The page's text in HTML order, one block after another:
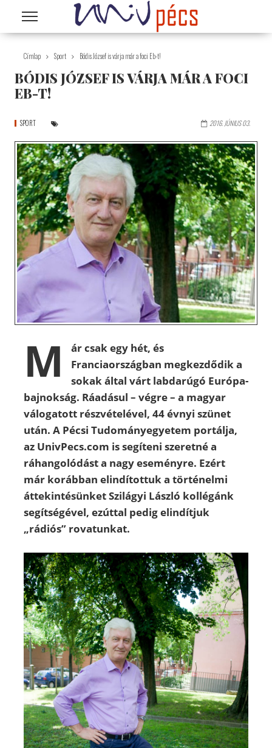
Ugrás a tartalomra
Címlap Sport Bódis József is várja már a foci Eb-t!
BÓDIS JÓZSEF IS VÁRJA MÁR A FOCI
EB-T!
SPORT 2016. JÚNIUS 03.
M
ár csak egy hét, és
Franciaországban megkezdődik a
sokak által várt labdarúgó Európa-
bajnokság. Ráadásul – végre – a magyar
válogatott részvételével, 44 évnyi szünet
után. A Pécsi Tudományegyetem portálja,
az UnivPecs.com is segíteni szeretné a
ráhangolódást a nagy eseményre. Ezért
már korábban elindítottuk a történelmi
áttekintésünket Szilágyi László kollégánk
segítségével, ezúttal pedig elindítjuk
„rádiós” rovatunkat.